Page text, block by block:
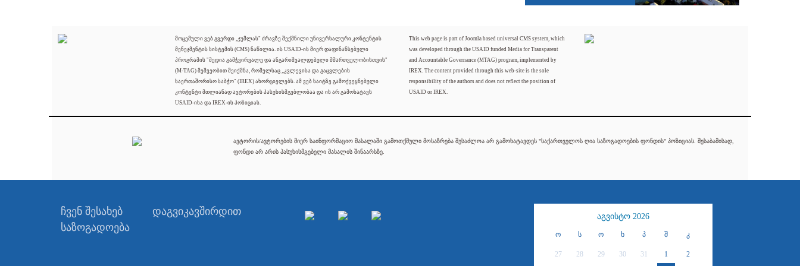
მოცემული ვებ გვერდი „ჯუმლას" ძრავზე შექმნილი უნივერსალური კონტენტის
მენეჯმენტის სისტემის (CMS) ნაწილია. ის USAID-ის მიერ დაფინანსებული
პროგრამის "მედია გამჭვირვალე და ანგარიშვალდებული მმართველობისთვის"
(M-TAG) მეშვეობით შეიქმნა, რომელსაც „კვლევისა და გაცვლების
საერთაშორისო საბჭო" (IREX) ახორციელებს. ამ ვებ საიტზე გამოქვეყნებული
კონტენტი მთლიანად ავტორების პასუხისმგებლობაა და ის არ გამოხატავს
USAID-ისა და IREX-ის პოზიციას.
This web page is part of Joomla based universal CMS system, which
was developed through the USAID funded Media for Transparent
and Accountable Governance (MTAG) program, implemented by
IREX. The content provided through this web-site is the sole
responsibility of the authors and does not reflect the position of
USAID or IREX.
ავტორის/ავტორების მიერ საინფორმაციო მასალაში გამოთქმული მოსაზრება შესაძლოა არ გამოხატავდეს "საქართველოს ღია საზოგადოების ფონდის" პოზიციას. შესაბამისად,
ფონდი არ არის პასუხისმგებელი მასალის შინაარსზე.
ჩვენ შესახებ
დაგვიკავშირდით
საზოგადოება
აგვისტო 2026
ო ს ო ხ პ შ კ
27 28 29 30 31 1 2